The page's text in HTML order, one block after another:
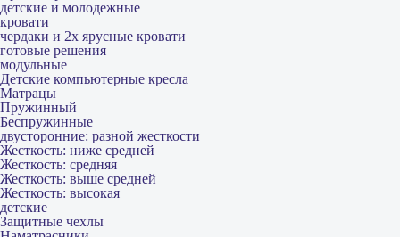
детские и молодежные
кровати
чердаки и 2х ярусные кровати
готовые решения
модульные
Детские компьютерные кресла
Матрацы
Пружинный
Беспружинные
двусторонние: разной жесткости
Жесткость: ниже средней
Жесткость: средняя
Жесткость: выше средней
Жесткость: высокая
детские
Защитные чехлы